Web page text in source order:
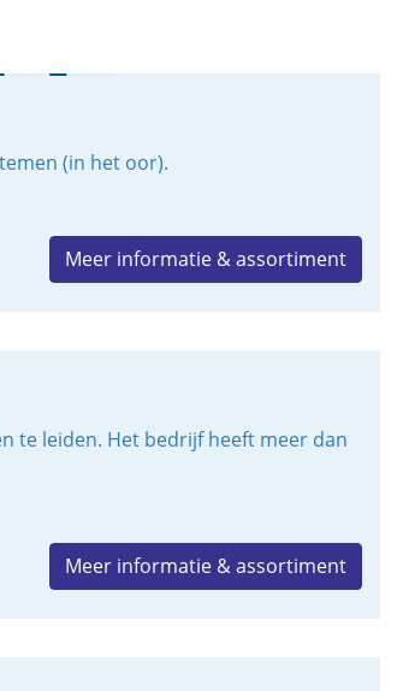
(in het oor).
Meer informatie & assortiment
te leiden. Het bedrijf heeft meer dan
Meer informatie & assortiment